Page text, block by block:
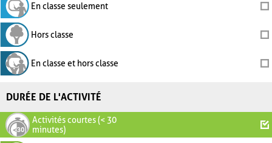
En classe seulement
Hors classe
En classe et hors classe
DURÉE DE L'ACTIVITÉ
Activités courtes (< 30
minutes)